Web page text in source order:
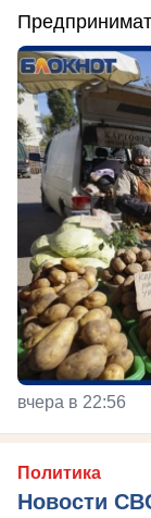
вчера в 22:56
Политика
Новости